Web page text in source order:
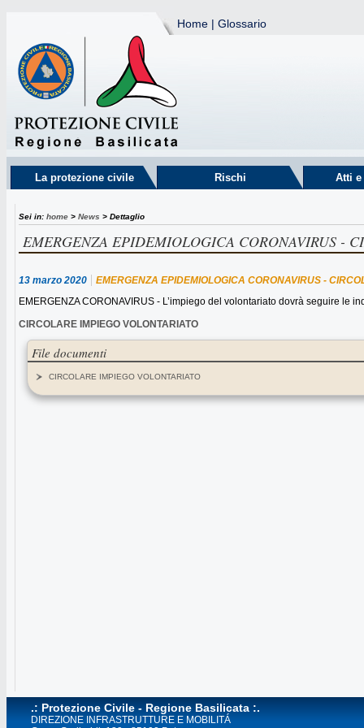
Home | Glossario
La protezione civile Rischi Atti
Sei in: home > News > Dettaglio
EMERGENZA EPIDEMIOLOGICA CORONAVIRUS -
13 marzo 2020
EMERGENZA EPIDEMIOLOGICA CORONAVIRUS -
EMERGENZA CORONAVIRUS - L’impiego del volontariato dovrà seguire
CIRCOLARE IMPIEGO VOLONTARIATO
File documenti
CIRCOLARE IMPIEGO VOLONTARIATO
.: Protezione Civile - Regione Basilicata :.
DIREZIONE INFRASTRUTTURE E MOBILITÁ